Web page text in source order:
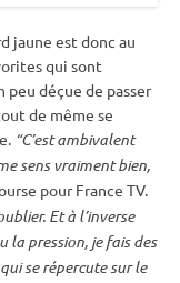
jaune est donc au
qui sont
peu déçue de passer
de même se
“C’est ambivalent
sens vraiment bien,
pour France TV.
Et à l’inverse
la pression, je fais des
se répercute sur le